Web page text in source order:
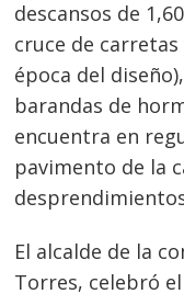
descansos de
cruce de
época del
barandas de
encuentra en
pavimento de la
El alcalde de la
Torres, celebró